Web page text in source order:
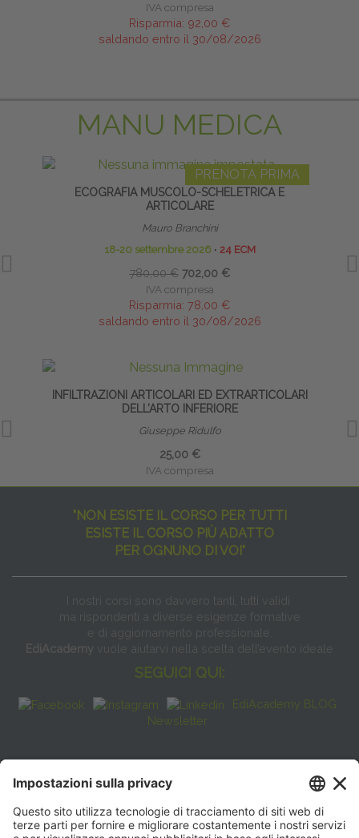
IVA compresa
Risparmia: 92,00 €
saldando entro il 30/08/2026
MANU MEDICA
PRENOTA PRIMA
ECOGRAFIA MUSCOLO-SCHELETRICA E
ARTICOLARE
Mauro Branchini
18-20 settembre 2026 ∙ 24 ECM
780,00 € 702,00 €
IVA compresa
Risparmia: 78,00 €
saldando entro il 30/08/2026
INFILTRAZIONI ARTICOLARI ED EXTRARTICOLARI
DELL’ARTO INFERIORE
Giuseppe Ridulfo
25,00 €
IVA compresa
"NON ESISTE IL CORSO PER TUTTI
ESISTE IL CORSO PIÙ ADATTO
PER OGNUNO DI VOI"
I nostri corsi sono davvero tanti, tutti validi
ma rispondenti a diverse esigenze formative
e di aggiornamento professionale.
EdiAcademy vuole aiutarvi nella scelta dell’evento ideale
SEGUICI QUI:
EdiAcademy BLOG
Newsletter
FAQ
CONTATTI